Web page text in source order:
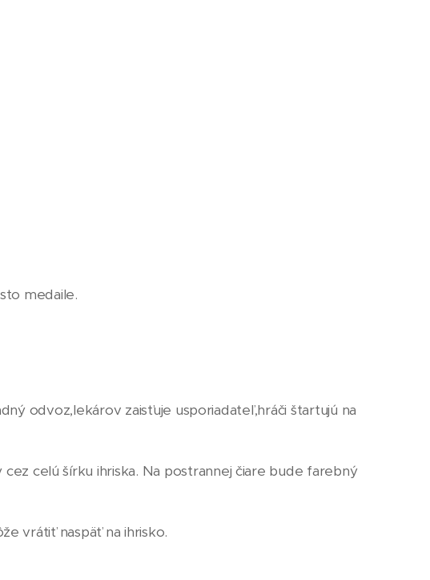
medaile.
odvoz,lekárov zaisťuje usporiadateľ,hráči štartujú na
celú šírku ihriska. Na postrannej čiare bude farebný
vrátiť naspäť na ihrisko.